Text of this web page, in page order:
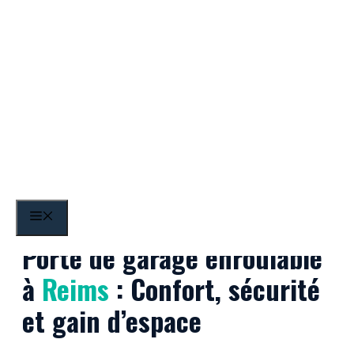
Porte de garage enroulable
à Reims : Confort, sécurité
et gain d’espace